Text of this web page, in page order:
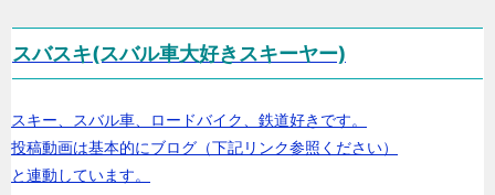
スバスキ(スバル車大好きスキーヤー)
スキー、スバル車、ロードバイク、鉄道好きです。
投稿動画は基本的にブログ（下記リンク参照ください）
と連動しています。